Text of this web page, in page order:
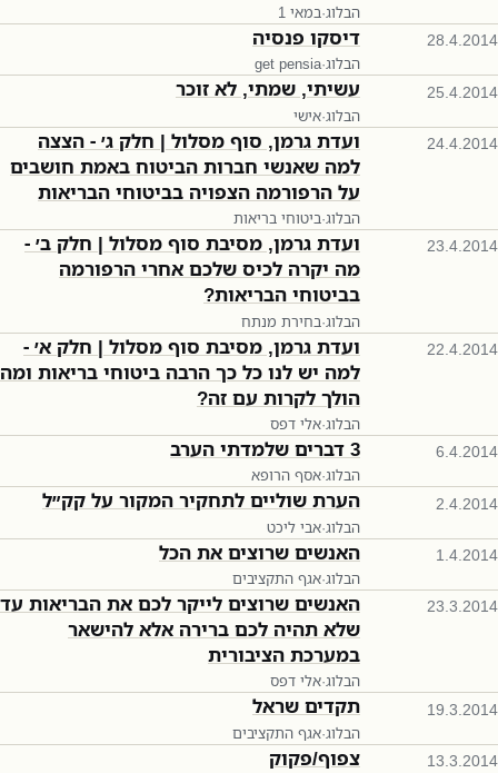
הבלוג·1 במאי
28.4.2014 דיסקו פנסיה
הבלוג·
get pensia
25.4.2014 עשיתי, שמתי, לא זוכר
הבלוג·אישי
24.4.2014
ועדת גרמן, סוף מסלול | חלק ג׳ - הצצה
למה שאנשי חברות הביטוח באמת חושבים
על הרפורמה הצפויה בביטוחי הבריאות
הבלוג·ביטוחי בריאות
23.4.2014
ועדת גרמן, מסיבת סוף מסלול | חלק ב׳ -
מה יקרה לכיס שלכם אחרי הרפורמה
בביטוחי הבריאות?
הבלוג·בחירת מנתח
22.4.2014
ועדת גרמן, מסיבת סוף מסלול | חלק א׳ -
למה יש לנו כל כך הרבה ביטוחי בריאות ומה
הולך לקרות עם זה?
הבלוג·אלי דפס
6.4.2014 3 דברים שלמדתי הערב
הבלוג·אסף הרופא
2.4.2014 הערת שוליים לתחקיר המקור על קק״ל
הבלוג·אבי ליכט
1.4.2014 האנשים שרוצים את הכל
הבלוג·אגף התקציבים
23.3.2014
האנשים שרוצים לייקר לכם את הבריאות עד
שלא תהיה לכם ברירה אלא להישאר
במערכת הציבורית
הבלוג·אלי דפס
19.3.2014 תקדים שראל
הבלוג·אגף התקציבים
13.3.2014 צפוף/פקוק